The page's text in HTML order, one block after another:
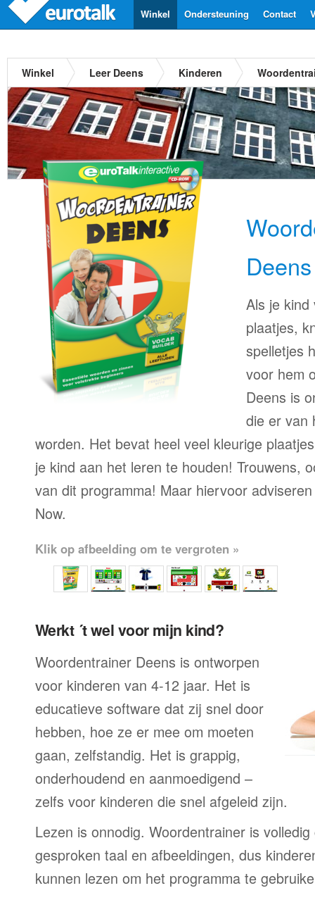
Contact
Ondersteuning
Winkel
Winkel Leer Deens Kinderen
Deens
Als je kind
plaatjes,
spelletjes
voor hem
Deens is
die er van
worden. Het bevat heel veel kleurige
je kind aan het leren te houden! Trouwens,
van dit programma! Maar hiervoor
Now.
Klik op afbeelding om te vergroten »
Werkt ´t wel voor mijn kind?
Woordentrainer Deens is ontworpen
voor kinderen van 4-12 jaar. Het is
educatieve software dat zij snel door
hebben, hoe ze er mee om moeten
gaan, zelfstandig. Het is grappig,
onderhoudend en aanmoedigend –
zelfs voor kinderen die snel afgeleid zijn.
Lezen is onnodig. Woordentrainer is
gesproken taal en afbeeldingen, dus
kunnen lezen om het programma te